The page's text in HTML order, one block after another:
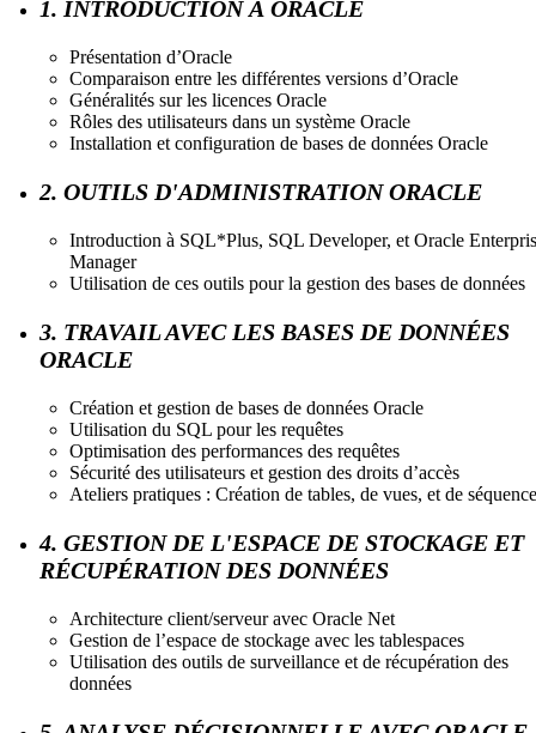
1. INTRODUCTION À ORACLE
Présentation d’Oracle
Comparaison entre les différentes versions d’Oracle
Généralités sur les licences Oracle
Rôles des utilisateurs dans un système Oracle
Installation et configuration de bases de données Oracle
2. OUTILS D'ADMINISTRATION ORACLE
Introduction à SQL*Plus, SQL Developer, et Oracle
Manager
Utilisation de ces outils pour la gestion des bases de données
3. TRAVAIL AVEC LES BASES DE DONNÉES
ORACLE
Création et gestion de bases de données Oracle
Utilisation du SQL pour les requêtes
Optimisation des performances des requêtes
Sécurité des utilisateurs et gestion des droits d’accès
Ateliers pratiques : Création de tables, de vues, et de
4. GESTION DE L'ESPACE DE STOCKAGE ET
RÉCUPÉRATION DES DONNÉES
Architecture client/serveur avec Oracle Net
Gestion de l’espace de stockage avec les tablespaces
Utilisation des outils de surveillance et de récupération des
données